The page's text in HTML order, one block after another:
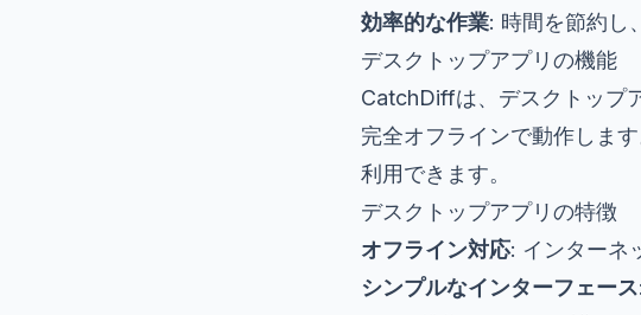
効率的な作業: 時間を節約し
デスクトップアプリの機能
CatchDiffは、デスクトップ
完全オフラインで動作しま
利用できます。
デスクトップアプリの特徴
オフライン対応: インターネ
シンプルなインターフェース